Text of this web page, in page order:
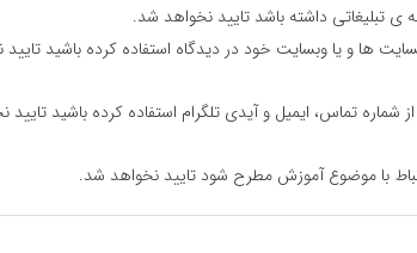
ی تبلیغاتی داشته باشد تایید نخواهد شد.
ها و یا وبسایت خود در دیدگاه استفاده کرده باشید تایید
شماره تماس، ایمیل و آیدی تلگرام استفاده کرده باشید تایید
با موضوع آموزش مطرح شود تایید نخواهد شد.